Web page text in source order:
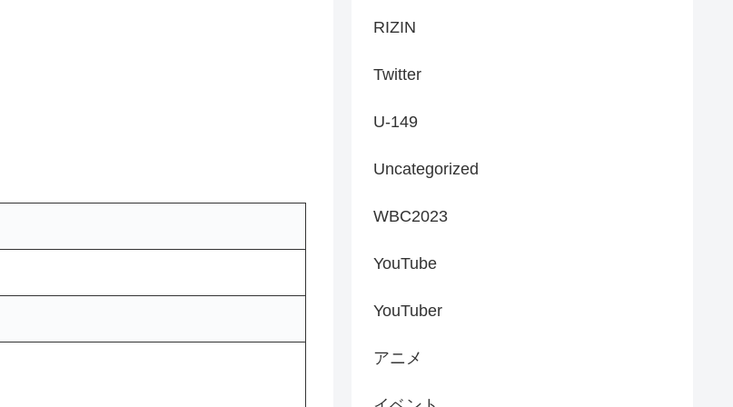
RIZIN
Twitter
U-149
Uncategorized
WBC2023
YouTube
YouTuber
アニメ